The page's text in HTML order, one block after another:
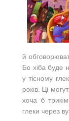
й
Бо хіба буде
у тісному
років. Ці
хоча б
глеки через